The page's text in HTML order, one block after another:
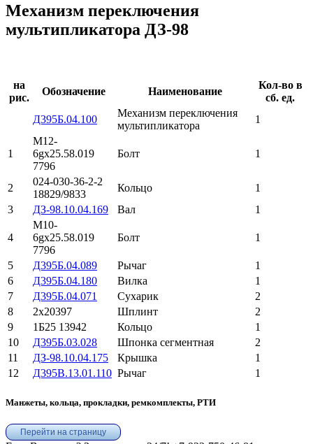
Механизм переключения
мультипликатора ДЗ-98
на
рис.
Обозначение Наименование
Кол-во в
сб. ед.
Д395Б.04.100
Механизм переключения
мультипликатора
1
1
М12-
6gх25.58.019
7796
Болт 1
2
024-030-36-2-2
18829/9833
Кольцо
1
3
ДЗ-98.10.04.169 Вал 1
4
М10-
6gх25.58.019
7796
Болт 1
5 Д395Б.04.089 Рычаг
1
6
Д395Б.04.180 Вилка
1
7
Д395Б.04.071 Сухарик
2
8
2х20397 Шплинт
2
9
1Б25 13942 Кольцо
1
10
Д395Б.03.028 Шпонка сегментная
2
11
ДЗ-98.10.04.175 Крышка
1
12
Д395В.13.01.110 Рычаг 1
Манжеты, кольца, прокладки, ремкомплекты, РТИ
Перейти на страницу